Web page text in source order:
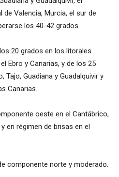
Valencia, Murcia, el sur de
los 40-42 grados.
20 grados en los litorales
Ebro y Canarias, y de los 25
Tajo, Guadiana y Guadalquivir y
Canarias.
oeste en el Cantábrico,
en régimen de brisas en el
componente norte y moderado.